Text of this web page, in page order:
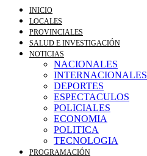
INICIO
LOCALES
PROVINCIALES
SALUD E INVESTIGACIÓN
NOTICIAS
NACIONALES
INTERNACIONALES
DEPORTES
ESPECTACULOS
POLICIALES
ECONOMIA
POLITICA
TECNOLOGIA
PROGRAMACIÓN